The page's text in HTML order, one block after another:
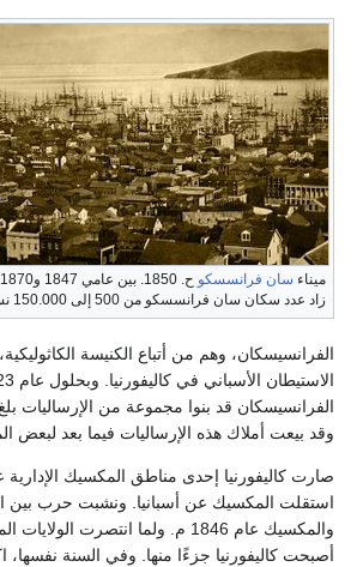
ح. 1850. بين عامي 1847 و1870،
من 500 إلى 150.000 نسمة.
من أتباع الكنيسة الكاثوليكية، دورًا مهمـًا في
الاستيطان الأسباني في كاليفورنيا. وبحلول عام 1823م، كان
الفرانسيسكان قد بنوا مجموعة من الإرساليات بلغ عددها 21 مجموعة.
هذه الإرساليات فيما بعد لبعض المواطنين.
صارت كاليفورنيا إحدى مناطق المكسيك الإدارية عام 1822م بعد أن
عن أسبانيا. ونشبت حرب بين الولايات المتحدة
والمكسيك عام 1846 م. ولما انتصرت الولايات المتحدة في هذه
جزءًا منها. وفي السنة نفسها، اكتُشف الذهب في